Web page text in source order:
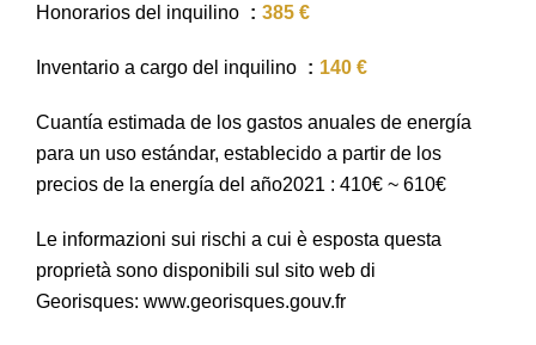
Honorarios del inquilino 385 €
Inventario a cargo del inquilino 140 €
Cuantía estimada de los gastos anuales de energía
para un uso estándar, establecido a partir de los
precios de la energía del año2021 : 410€ ~ 610€
Le informazioni sui rischi a cui è esposta questa
proprietà sono disponibili sul sito web di
Georisques: www.georisques.gouv.fr